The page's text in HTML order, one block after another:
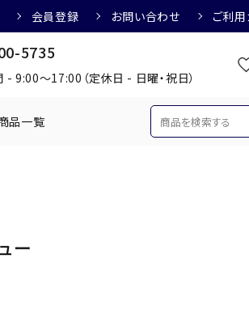
会員登録 お問い合わせ ご利用
5735
- 9:00～17:00（定休日 - 日曜・祝日）
品一覧
ー